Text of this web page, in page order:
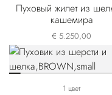
Пуховый жилет из
кашемира
€ 5.250,00
1 цвет